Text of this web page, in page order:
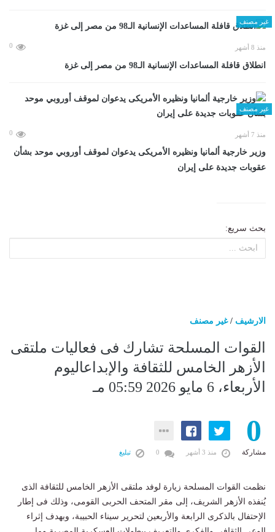
غير مصنف
منذ 8 أشهر 0
انطلاق قافلة المساعدات الإنسانية الـ98 من مصر إلى غزة
غير مصنف
منذ 7 أشهر 0
وزير خارجية ألمانيا ونظيره الأمريكى يدعوان لموقف أوروبي موحد بشأن
عقوبات جديدة على إيران
بحث سريع:
الارشيف /غير مصنف
القوات المسلحة تشارك فى فعاليات ملتقى
الأزهر الخامس للثقافة والإبداعاليوم
الأربعاء، 6 مايو 2026 05:59 مـ
0
مشاركة منذ 3 أشهر تبليغ
نظمت القوات المسلحة زيارة لوفد ملتقى الأزهر الخامس للثقافة الذى
يُنفذه الأزهر الشريف، إلى مقر المتحف الحربى القومى، وذلك فى إطار
الإحتفال بالذكرى الرابعة والأربعين لتحرير سيناء الحبيبة، وبهدف إثراء